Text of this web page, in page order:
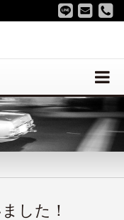
した！